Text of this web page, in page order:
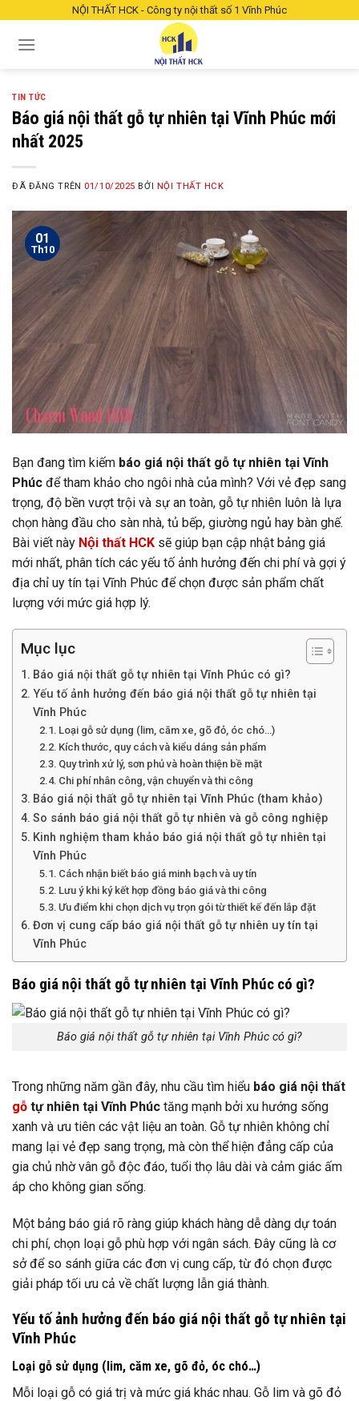
NỘI THẤT HCK - Công ty nội thất số 1 Vĩnh Phúc
TIN TỨC
Báo giá nội thất gỗ tự nhiên tại Vĩnh Phúc mới
nhất 2025
ĐÃ ĐĂNG TRÊN 01/10/2025 BỞI NỘI THẤT HCK
01
Th10
Bạn đang tìm kiếm báo giá nội thất gỗ tự nhiên tại Vĩnh
Phúc để tham khảo cho ngôi nhà của mình? Với vẻ đẹp sang
trọng, độ bền vượt trội và sự an toàn, gỗ tự nhiên luôn là lựa
chọn hàng đầu cho sàn nhà, tủ bếp, giường ngủ hay bàn ghế.
Bài viết này Nội thất HCK sẽ giúp bạn cập nhật bảng giá
mới nhất, phân tích các yếu tố ảnh hưởng đến chi phí và gợi ý
địa chỉ uy tín tại Vĩnh Phúc để chọn được sản phẩm chất
lượng với mức giá hợp lý.
Mục lục
Báo giá nội thất gỗ tự nhiên tại Vĩnh Phúc có gì?
Yếu tố ảnh hưởng đến báo giá nội thất gỗ tự nhiên tại
Vĩnh Phúc
Loại gỗ sử dụng (lim, căm xe, gõ đỏ, óc chó…)
Kích thước, quy cách và kiểu dáng sản phẩm
Quy trình xử lý, sơn phủ và hoàn thiện bề mặt
Chi phí nhân công, vận chuyển và thi công
Báo giá nội thất gỗ tự nhiên tại Vĩnh Phúc (tham khảo)
So sánh báo giá nội thất gỗ tự nhiên và gỗ công nghiệp
Kinh nghiệm tham khảo báo giá nội thất gỗ tự nhiên tại
Vĩnh Phúc
Cách nhận biết báo giá minh bạch và uy tín
Lưu ý khi ký kết hợp đồng báo giá và thi công
Ưu điểm khi chọn dịch vụ trọn gói từ thiết kế đến lắp đặt
Đơn vị cung cấp báo giá nội thất gỗ tự nhiên uy tín tại
Vĩnh Phúc
Báo giá nội thất gỗ tự nhiên tại Vĩnh Phúc có gì?
Báo giá nội thất gỗ tự nhiên tại Vĩnh Phúc có gì?
Trong những năm gần đây, nhu cầu tìm hiểu báo giá nội thất
gỗ tự nhiên tại Vĩnh Phúc tăng mạnh bởi xu hướng sống
xanh và ưu tiên các vật liệu an toàn. Gỗ tự nhiên không chỉ
mang lại vẻ đẹp sang trọng, mà còn thể hiện đẳng cấp của
gia chủ nhờ vân gỗ độc đáo, tuổi thọ lâu dài và cảm giác ấm
áp cho không gian sống.
Một bảng báo giá rõ ràng giúp khách hàng dễ dàng dự toán
chi phí, chọn loại gỗ phù hợp với ngân sách. Đây cũng là cơ
sở để so sánh giữa các đơn vị cung cấp, từ đó chọn được
giải pháp tối ưu cả về chất lượng lẫn giá thành.
Yếu tố ảnh hưởng đến báo giá nội thất gỗ tự nhiên tại
Vĩnh Phúc
Loại gỗ sử dụng (lim, căm xe, gõ đỏ, óc chó…)
Mỗi loại gỗ có giá trị và mức giá khác nhau. Gỗ lim và gõ đỏ